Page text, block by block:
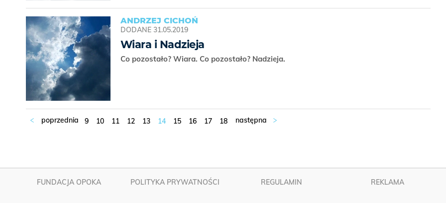
ANDRZEJ CICHOŃ
DODANE 31.05.2019
Wiara i Nadzieja
Co pozostało? Wiara. Co pozostało? Nadzieja.
9 10 11 12 13 14 15 16 17 18
FUNDACJA OPOKA POLITYKA PRYWATNOŚCI REGULAMIN REKLAMA